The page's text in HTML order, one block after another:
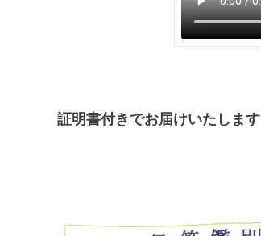
証明書付きでお届けいたします